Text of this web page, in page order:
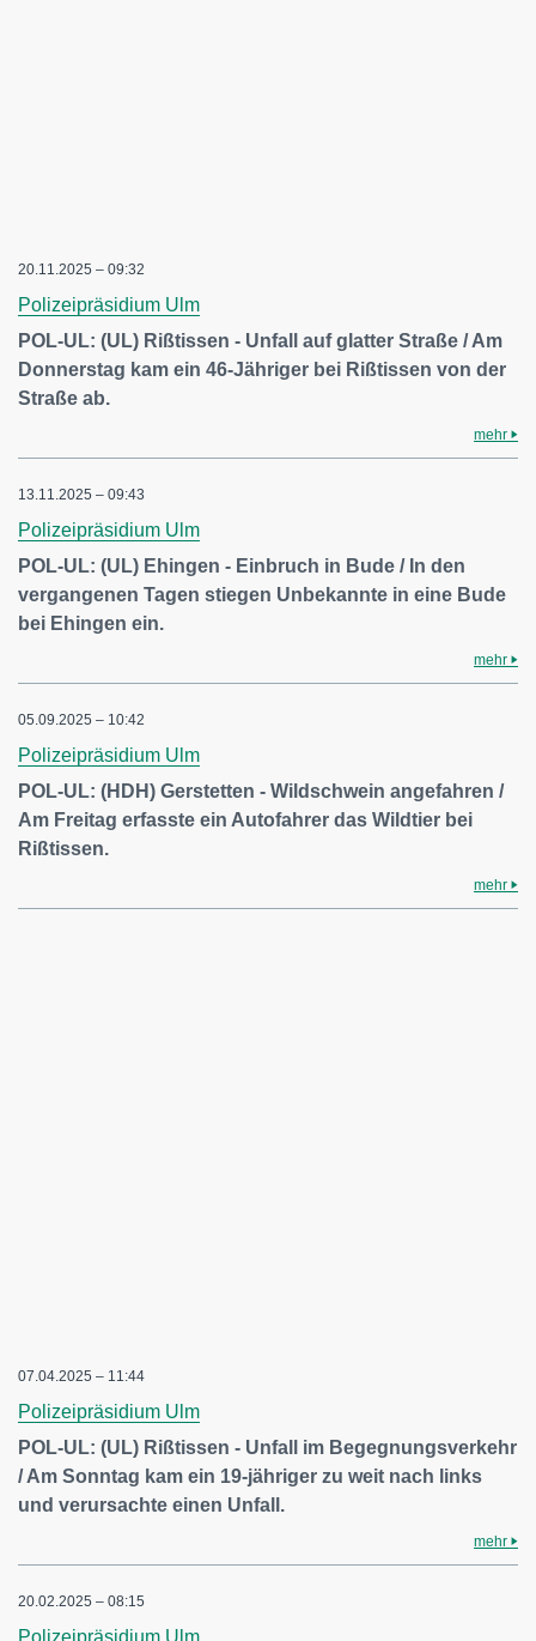
20.11.2025 – 09:32
Polizeipräsidium Ulm
POL-UL: (UL) Rißtissen - Unfall auf glatter Straße / Am
Donnerstag kam ein 46-Jähriger bei Rißtissen von der
Straße ab.
mehr
13.11.2025 – 09:43
Polizeipräsidium Ulm
POL-UL: (UL) Ehingen - Einbruch in Bude / In den
vergangenen Tagen stiegen Unbekannte in eine Bude
bei Ehingen ein.
mehr
05.09.2025 – 10:42
Polizeipräsidium Ulm
POL-UL: (HDH) Gerstetten - Wildschwein angefahren /
Am Freitag erfasste ein Autofahrer das Wildtier bei
Rißtissen.
mehr
07.04.2025 – 11:44
Polizeipräsidium Ulm
POL-UL: (UL) Rißtissen - Unfall im Begegnungsverkehr
/ Am Sonntag kam ein 19-jähriger zu weit nach links
und verursachte einen Unfall.
mehr
20.02.2025 – 08:15
Polizeipräsidium Ulm